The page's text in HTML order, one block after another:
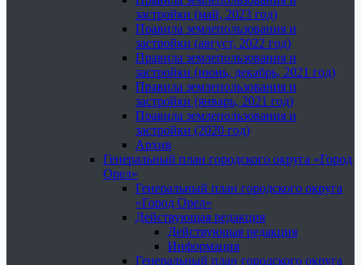
застройки (май, 2023 год)
Правила землепользования и
застройки (август, 2022 год)
Правила землепользования и
застройки (июнь, декабрь, 2021 год)
Правила землепользования и
застройки (январь, 2021 год)
Правила землепользования и
застройки (2020 год)
Архив
Генеральный план городского округа «Город
Орел»
Генеральный план городского округа
«Город Орел»
Действующая редакция
Действующая редакция
Информация
Генеральный план городского округа